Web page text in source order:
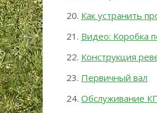
Как устранить
Видео: Коробка
Конструкция
Первичный вал
Обслуживание